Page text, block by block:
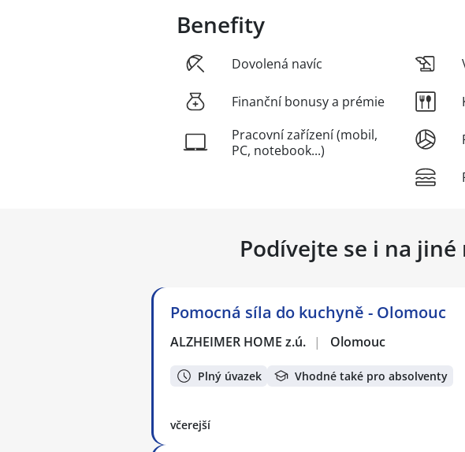
Benefity
Dovolená navíc
Finanční bonusy a prémie
Pracovní zařízení (mobil,
PC, notebook...)
Podívejte se i na
Pomocná síla do kuchyně - Olomouc
ALZHEIMER HOME z.ú. | Olomouc
Plný úvazek Vhodné také pro absolventy
včerejší